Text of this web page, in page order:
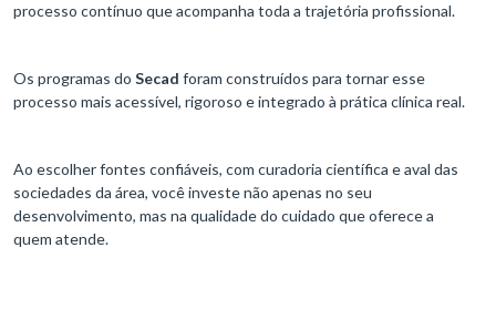
processo contínuo que acompanha toda a trajetória profissional.
Os programas do Secad foram construídos para tornar esse
processo mais acessível, rigoroso e integrado à prática clínica real.
Ao escolher fontes confiáveis, com curadoria científica e aval das
sociedades da área, você investe não apenas no seu
desenvolvimento, mas na qualidade do cuidado que oferece a
quem atende.